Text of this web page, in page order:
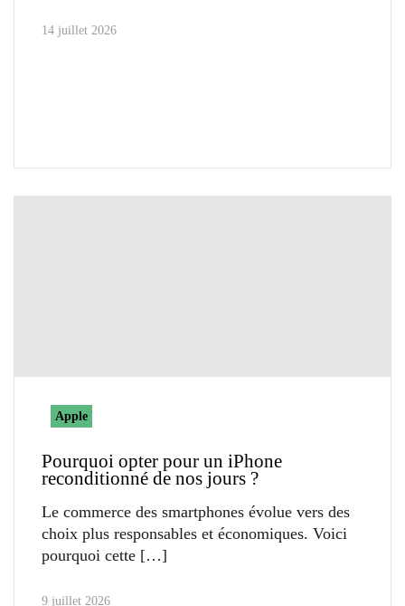
14 juillet 2026
Apple
Pourquoi opter pour un iPhone
reconditionné de nos jours ?
Le commerce des smartphones évolue vers des
choix plus responsables et économiques. Voici
pourquoi cette
9 juillet 2026